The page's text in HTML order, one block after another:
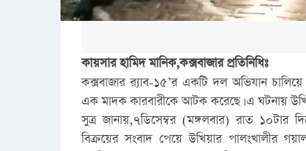
কায়সার হামিদ মানিক,কক্সবাজার প্রতিনিধিঃ
কক্সবাজার র‌্যাব-১৫’র একটি দল অভিযান
এক মাদক কারবারীকে আটক করেছে। এ ঘটনায়
সুত্র জানায়,৭ডিসেম্বর (মঙ্গলবার) রাত ১০টার
বিক্রয়ের সংবাদ পেয়ে উখিয়ার পালংখালীর